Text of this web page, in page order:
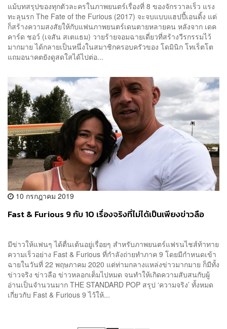
แม้บทสรุปของทุกตัวละครในภาพยนตร์เรื่องที่ 8 ของจักรวาลเร็ว แรง
ทะลุนรก The Fate of the Furious (2017) จะจบแบบแฮปปี้เอนดิ้ง แต่
ก็สร้างความสงสัยให้กับแฟนภาพยนตร์เดนตายหลายคน หลังจาก เดค
คาร์ด ชอว์ (เจสัน สเตแธม) วายร้ายจอมฉายเดี่ยวที่สร้างวีรกรรมไว้
มากมาย ได้กลายเป็นหนึ่งในสมาชิกครอบครัวของ โดมินิก โทเร็ตโต
แถมอนาคตยังดูสดใสได้ไปต่อ...
10 กรกฎาคม 2019
Fast & Furious 9 กับ 10 เรื่องจริงที่ไม่ได้เป็นเพียงข่าวลือ
มีข่าวให้แฟนๆ ได้ตื่นเต้นอยู่เรื่อยๆ สำหรับภาพยนตร์แฟรนไชส์ท้าทาย
ความเร็วอย่าง Fast & Furious ที่กำลังถ่ายทำภาค 9 โดยมีกำหนดเข้า
ฉายในวันที่ 22 พฤษภาคม 2020 แต่ท่ามกลางแหล่งข่าวมากมาย ก็มีทั้ง
ข่าวจริง ข่าวลือ ข่าวหลอกเต็มไปหมด จนทำให้เกิดความสับสนกับผู้
อ่านเป็นจำนวนมาก THE STANDARD POP สรุป ‘ความจริง’ ทั้งหมด
เกี่ยวกับ Fast & Furious 9 ไว้ให้...